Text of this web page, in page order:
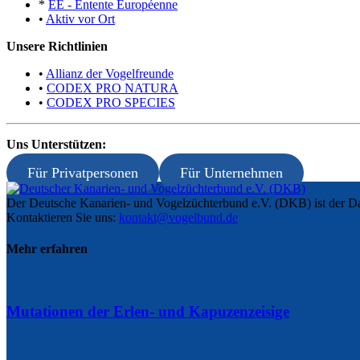
* EE - Entente Européenne
• Aktiv vor Ort
Unsere Richtlinien
• Allianz der Vogelfreunde
• CODEX PRO NATURA
• CODEX PRO SPECIES
Uns Unterstützen:
Für Privatpersonen Für Unternehmen
Der Deutsche Kanarien- und Vogelzüchterbund e.V. (DKB) ist der
Kontaktieren Sie uns: kontakt@vogelbund.de
Mehr erfahren
Mutationen der Erlen- und Kapuzenzeisige